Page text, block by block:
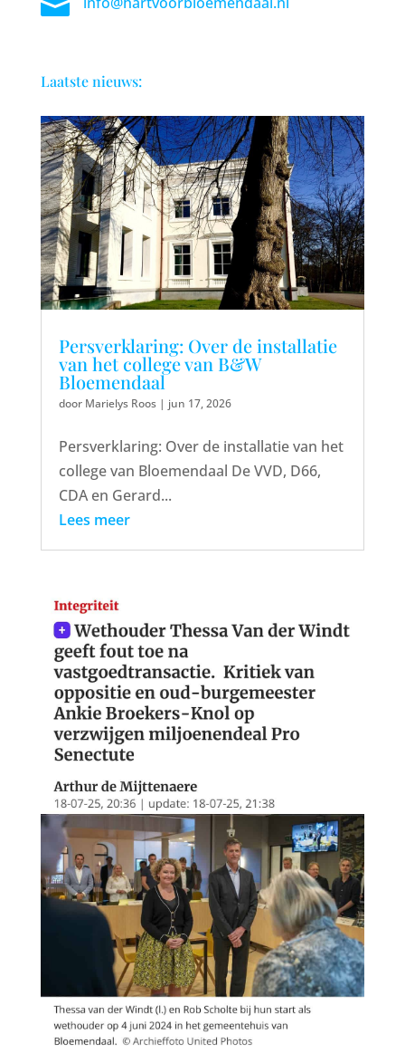
Laatste nieuws:
Persverklaring: Over de installatie
van het college van B&W
Bloemendaal
door Marielys Roos| jun 17, 2026
Persverklaring: Over de installatie van het
college van Bloemendaal De VVD, D66,
CDA en Gerard...
Lees meer